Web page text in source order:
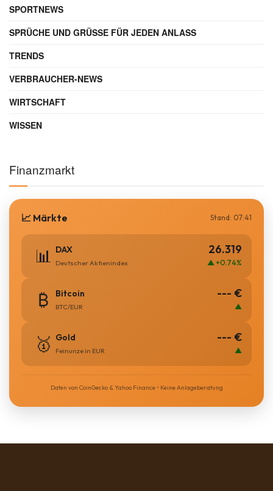
SPORTNEWS
SPRÜCHE UND GRÜSSE FÜR JEDEN ANLASS
TRENDS
VERBRAUCHER-NEWS
WIRTSCHAFT
WISSEN
Finanzmarkt
📈 Märkte Stand: 07:41
📊 DAX
Deutscher Aktienindex
26.319
▲ +0.74%
₿ Bitcoin
BTC/EUR
--- €
▲
🥇 Gold
Feinunze in EUR
--- €
▲
Daten von CoinGecko & Yahoo Finance • Keine Anlageberatung